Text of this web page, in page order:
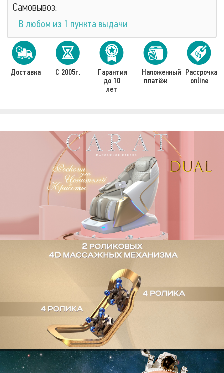
Самовывоз:
В любом из 1 пункта выдачи
Доставка С 2005г.
Гарантия
до 10
лет
Наложенный
платёж
Рассрочка
online